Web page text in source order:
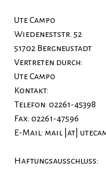
Ute Campo
Wiedeneststr. 52
51702 Bergneustadt
Vertreten durch:
Ute Campo
Kontakt:
Telefon: 02261-45398
Fax: 02261-47596
E-Mail: mail |at|
Haftungsausschluss: